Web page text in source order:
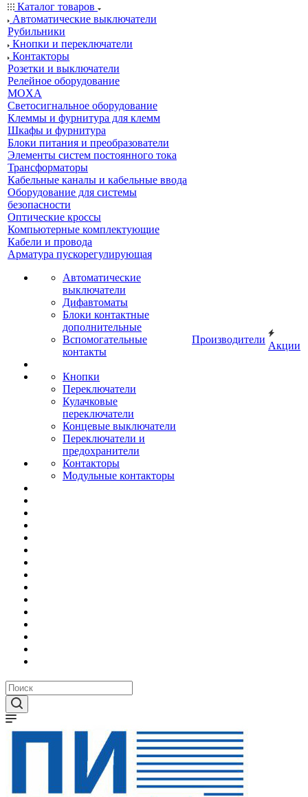
Каталог товаров
Автоматические выключатели
Рубильники
Кнопки и переключатели
Контакторы
Розетки и выключатели
Релейное оборудование
MOXA
Светосигнальное оборудование
Клеммы и фурнитура для клемм
Шкафы и фурнитура
Блоки питания и преобразователи
Элементы систем постоянного тока
Трансформаторы
Кабельные каналы и кабельные ввода
Оборудование для системы
безопасности
Оптические кроссы
Компьютерные комплектующие
Кабели и провода
Арматура пускорегулирующая
Автоматические
выключатели
Дифавтоматы
Блоки контактные
дополнительные
Вспомогательные
контакты
Кнопки
Переключатели
Кулачковые
переключатели
Концевые выключатели
Переключатели и
предохранители
Контакторы
Модульные контакторы
Производители
Акции